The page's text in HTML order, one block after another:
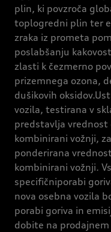
plin, ki povzroča
toplogredni plin ter
zraka iz prometa
poslabšanju
zlasti k čezmerno
prizemnega ozona,
dušikovih
vozila, testirana v
predstavlja vrednost
kombinirani vožnji,
ponderirana
kombinirani vožnji.
specifičniporabi
nova osebna vozila
porabi goriva in
dobite na